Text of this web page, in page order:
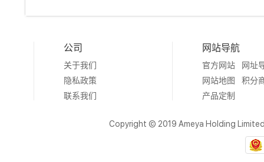
公司
关于我们
隐私政策
联系我们
网站导航
官方网站
网址
网站地图
积分
产品定制
Copyright © 2019 Ameya Holding